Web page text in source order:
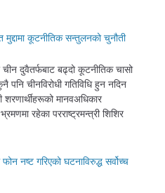
मुद्दामा कूटनीतिक सन्तुलनको चुनौती
चीन दुवैतर्फबाट बढ्दो कूटनीतिक चासो
चीनविरोधी गतिविधि हुन नदिन
मानवअधिकार
रहेका परराष्ट्रमन्त्री शिशिर
नष्ट गरिएको घटनाविरुद्ध सर्वोच्च